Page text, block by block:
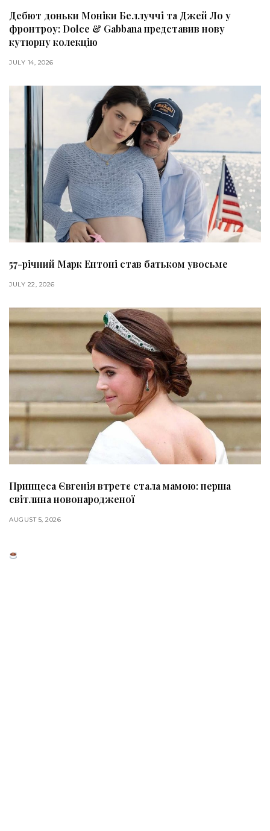
Дебют доньки Моніки Беллуччі та Джей Ло у
фронтроу: Dolce & Gabbana представив нову
кутюрну колекцію
JULY 14, 2026
57-річний Марк Ентоні став батьком увосьме
JULY 22, 2026
Принцеса Євгенія втретє стала мамою: перша
світлина новонародженої
AUGUST 5, 2026